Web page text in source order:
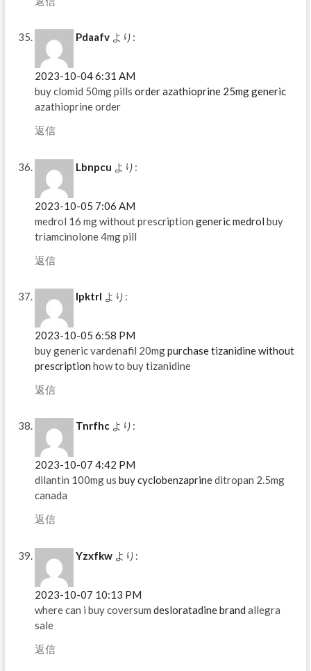
Pdaafv より:
2023-10-04 6:31 AM
buy clomid 50mg pills order azathioprine 25mg generic
azathioprine order
返信
Lbnpcu より:
2023-10-05 7:06 AM
medrol 16 mg without prescription generic medrol buy
triamcinolone 4mg pill
返信
Ipktrl より:
2023-10-05 6:58 PM
buy generic vardenafil 20mgpurchase tizanidine without
prescription how to buy tizanidine
返信
Tnrfhc より:
2023-10-07 4:42 PM
dilantin 100mg us buy cyclobenzaprineditropan 2.5mg
canada
返信
Yzxfkw より:
2023-10-07 10:13 PM
where can i buy coversum desloratadine brand allegra
sale
返信